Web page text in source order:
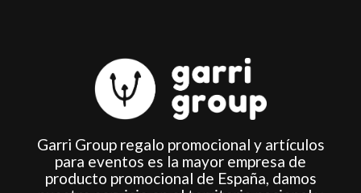
Garri Group regalo promocional y artículos
para eventos es la mayor empresa de
producto promocional de España, damos